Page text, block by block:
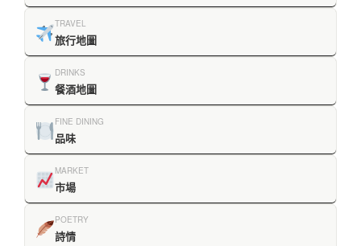
TRAVEL
旅行地圖
DRINKS
餐酒地圖
FINE DINING
品味
MARKET
市場
POETRY
詩情